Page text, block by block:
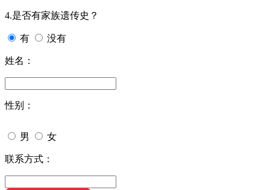
4.是否有家族遗传史？
有 没有
姓名：
性别：
男 女
联系方式：